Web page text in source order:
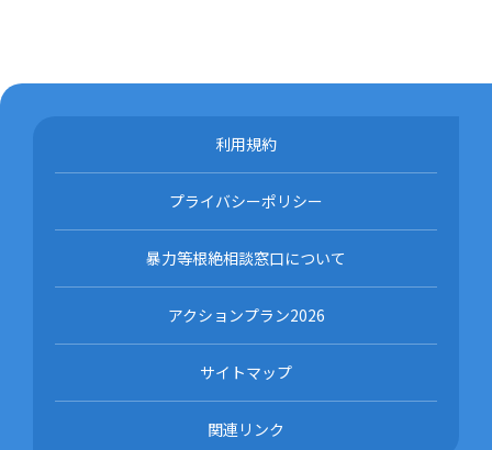
利用規約
プライバシーポリシー
暴力等根絶相談窓口について
アクションプラン2026
サイトマップ
関連リンク